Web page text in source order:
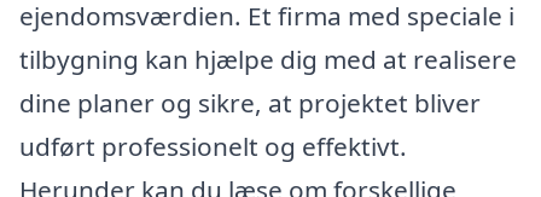
ejendomsværdien. Et firma med speciale i
tilbygning kan hjælpe dig med at realisere
dine planer og sikre, at projektet bliver
udført professionelt og effektivt.
Herunder kan du læse om forskellige